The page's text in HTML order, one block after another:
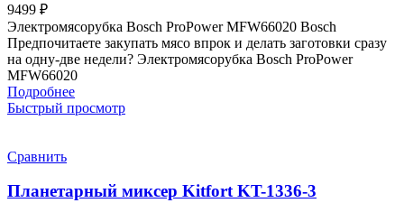
9499 ₽
Электромясорубка Bosch ProPower MFW66020 Bosch
Предпочитаете закупать мясо впрок и делать заготовки сразу
на одну-две недели? Электромясорубка Bosch ProPower
MFW66020
Подробнее
Быстрый просмотр
Сравнить
Планетарный миксер Kitfort KT-1336-3